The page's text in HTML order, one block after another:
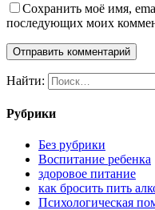
Сохранить моё имя,
последующих моих
Найти:
Рубрики
Без рубрики
Воспитание ребенка
здоровое питание
как бросить пить
Психологическая